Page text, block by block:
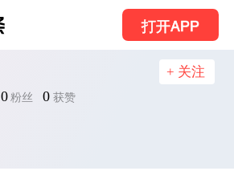
打开APP
0 粉丝 0 获赞
+ 关注